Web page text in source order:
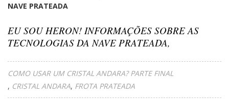
NAVE PRATEADA
EU SOU HERON! INFORMAÇÕES SOBRE AS
TECNOLOGIAS DA NAVE PRATEADA,
COMO USAR UM CRISTAL ANDARA? PARTE FINAL
CRISTAL ANDARA FROTA PRATEADA